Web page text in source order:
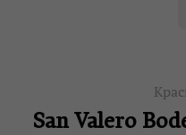
San Valero